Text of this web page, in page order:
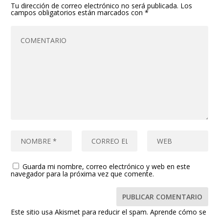
Tu dirección de correo electrónico no será publicada. Los
campos obligatorios están marcados con*
Guarda mi nombre, correo electrónico y web en este
navegador para la próxima vez que comente.
Este sitio usa Akismet para reducir el spam.Aprende cómo se